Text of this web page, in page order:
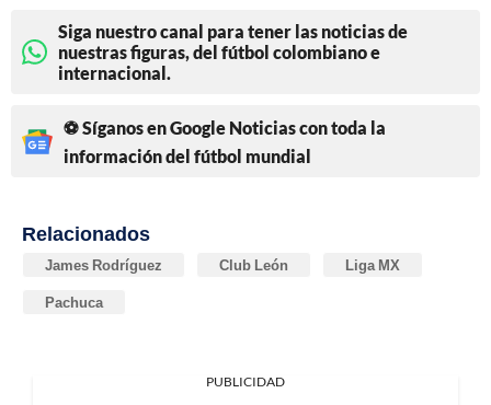
Siga nuestro canal para tener las noticias de
nuestras figuras, del fútbol colombiano e
internacional.
⚽ Síganos en Google Noticias con toda la
información del fútbol mundial
Relacionados
James Rodríguez Club León Liga MX
Pachuca
PUBLICIDAD